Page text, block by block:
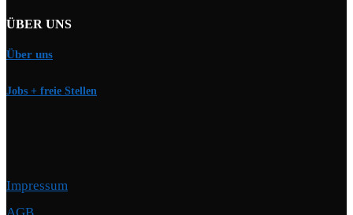
ÜBER UNS
Über uns
Jobs + freie Stellen
Impressum